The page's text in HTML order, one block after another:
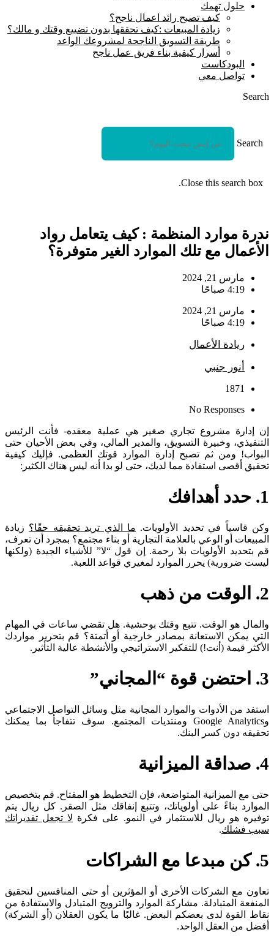
حلول تهمك
كيف تصبح رائد اعمال ناجح؟
زيادة المبيعات :كيف تحققها بدون تضييع وقتك و مالك؟
طريقة التسويق الناجحة لمشروعك الواعد
أسرار كيفية بناء فريق عمل ناجح
البودكاست
تواصل معي
Search
Search
Close this search box.
ندرة موارد المنظمة : كيف يتعامل رواد
الأعمال مع تلك الموارد الغير متوفرة؟
مارس 21, 2024
4:19 صباحًا
مارس 21, 2024
4:19 صباحًا
ريادة الأعمال
أنور جنبي
1871
No Responses
إن إدارة مشروع تجاري صغير هي عملية معقده- فأنت الرئيس
التنفيذي، وخبيرة التسويق، والمدير المالي، وفي بعض الأحيان حتى
البواب! ومن ثم تصبح إدارة الموارد قوتك العظمى. فإليك كيفية
تحقيق أقصى استفادة مما لديك، حتى لو بدا أنه ليس هناك الكثير:
1. حدد أهدافك
وكن قاسياً في تحديد الأولويات. ما الذي تريد تحقيقه حقًا؟ زيادة
المبيعات أو الوعي بالعلامة التجارية أو بناء مجتمع؟ بمجرد أن تعرف،
قم بتحديد الأولويات بلا رحمة. إن قول “لا” للأشياء الجيدة (ولكنها
ليست ضرورية) يحرر الموارد لمغيري قواعد اللعبة.
2. الوقت من ذهب
والمال هو الوقت. تتبع وقتك بوحشية. هل تقضي ساعات في المهام
التي يمكن الاستعانة بمصادر خارجية أو أتمتة؟ قم بتحرير مواردك
الأكثر قيمة (أنت!) للتفكير الاستراتيجي والأنشطة عالية التأثير.
3. احتضن قوة “المجاني”
استفد من الأدوات والموارد المجانية مثل وسائل التواصل الاجتماعي
وGoogle Analytics ومنتديات المجتمع. سوف تتفاجأ بما يمكنك
تحقيقه دون كسر البنك.
4. صداقة الميزانية
حتى مع الميزانية المتواضعة، فإن التخطيط هو المفتاح. قم بتخصيص
الموارد بناءً على أولوياتك، وتتبع إنفاقك مثل الصقر. كل ريال يتم
توفيره هو ريال للاستثمار في النمو. على فكرة لا تجعل تقديراتك
سبب فشلك.
5. كن مبدعا مع الشراكات
تعاون مع الشركات الأخرى أو المؤثرين أو حتى المنافسين لتحقيق
المنفعة المتبادلة. مشاركة الموارد والترويج المتبادل والاستفادة من
نقاط القوة لدى بعضكم البعض. غالبًا ما يكون العقلان (أو الشركة)
أفضل من العقل الواحد.